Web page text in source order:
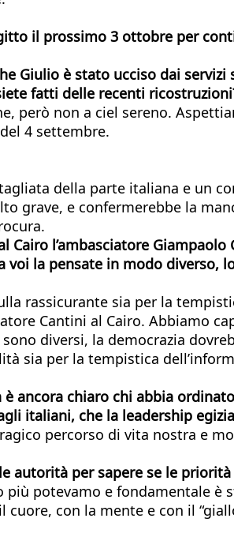
il prossimo 3 ottobre per
Giulio è stato ucciso dai
fatti delle recenti
però non a ciel sereno.
4 settembre.
della parte italiana e un
grave, e confermerebbe la
Cairo l’ambasciatore
voi la pensate in modo
rassicurante sia per la
Cantini al Cairo. Abbiamo
diversi, la democrazia
sia per la tempistica
è ancora chiaro chi abbia
italiani, che la leadership
percorso di vita nostra e
autorità per sapere se le
potevamo e fondamentale
con la mente e con il